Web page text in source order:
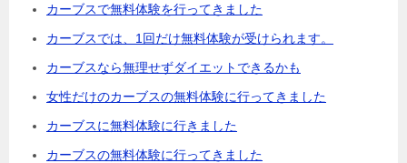
カーブスで無料体験を行ってきました
カーブスでは、1回だけ無料体験が受けられます。
カーブスなら無理せずダイエットできるかも
女性だけのカーブスの無料体験に行ってきました
カーブスに無料体験に行きました
カーブスの無料体験に行ってきました